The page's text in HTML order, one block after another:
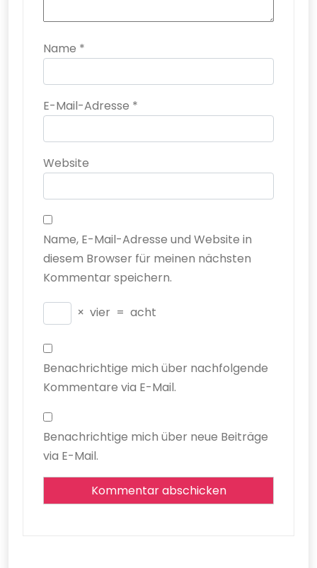
Name *
E-Mail-Adresse *
Website
Name, E-Mail-Adresse und Website in
diesem Browser für meinen nächsten
Kommentar speichern.
× vier = acht
Benachrichtige mich über nachfolgende
Kommentare via E-Mail.
Benachrichtige mich über neue Beiträge
via E-Mail.